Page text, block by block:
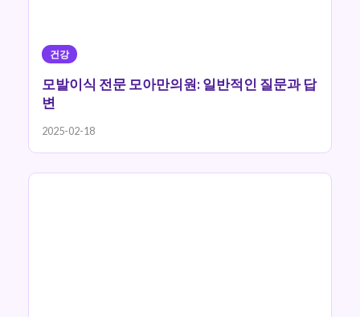
건강
모발이식 전문 모아만의원: 일반적인 질문과 답
변
2025-02-18